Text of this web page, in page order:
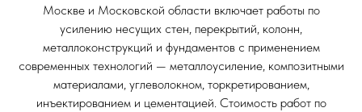
Москве и Московской области включает работы по
усилению несущих стен, перекрытий, колонн,
металлоконструкций и фундаментов с применением
современных технологий — металлоусиление, композитными
материалами, углеволокном, торкретированием,
инъектированием и цементацией. Стоимость работ по